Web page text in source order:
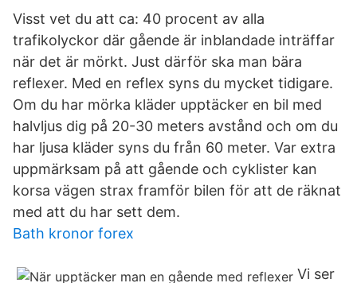
Visst vet du att ca: 40 procent av alla
trafikolyckor där gående är inblandade inträffar
när det är mörkt. Just därför ska man bära
reflexer. Med en reflex syns du mycket tidigare.
Om du har mörka kläder upptäcker en bil med
halvljus dig på 20-30 meters avstånd och om du
har ljusa kläder syns du från 60 meter. Var extra
uppmärksam på att gående och cyklister kan
korsa vägen strax framför bilen för att de räknat
med att du har sett dem.
Bath kronor forex
Vi ser